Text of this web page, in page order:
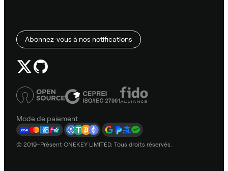
Abonnez-vous à nos notifications
Mode de paiement
© 2019–Présent ONEKEY LIMITED. Tous droits réservés.